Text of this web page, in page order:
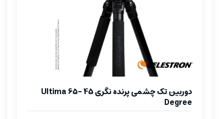
دوربین تک چشمی پرنده نگری Ultima 65- 45
Degree